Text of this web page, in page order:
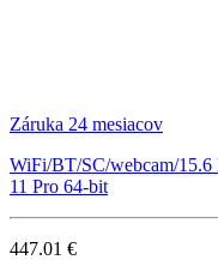
Záruka 24 mesiacov
WiFi/BT/SC/webcam/
11 Pro 64-bit
447.01 €